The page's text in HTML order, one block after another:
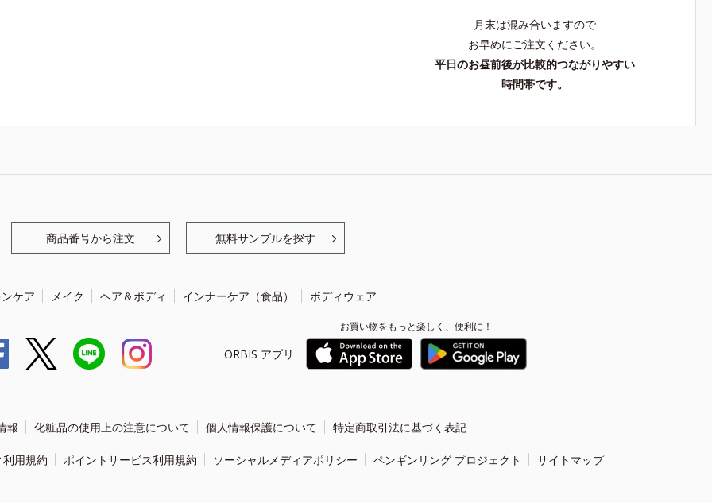
月末は混み合いますので
お早めにご注文ください。
平日のお昼前後が比較的つながりやすい
時間帯です。
商品番号から注文 無料サンプルを探す
ケア メイク ヘア＆ボディ インナーケア（食品） ボディウェア
ORBIS アプリ
お買い物をもっと楽しく、便利に！
報 化粧品の使用上の注意について 個人情報保護について 特定商取引法に基づく表記
用規約 ポイントサービス利用規約 ソーシャルメディアポリシー ペンギンリング プロジェクト サイトマップ